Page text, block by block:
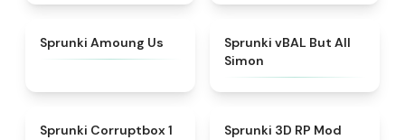
★
Sprunki Amoung Us ★4.8
Sprunki vBAL But All
Simon
4.8
Sprunki Corruptbox 1
★
Sprunki 3D RP Mod